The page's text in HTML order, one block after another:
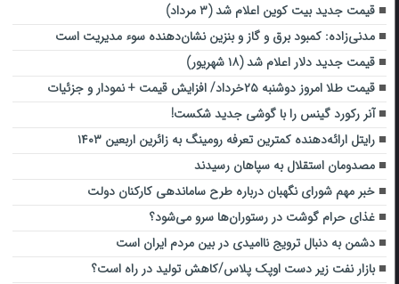
قیمت جدید بیت کوین اعلام شد (۳ مرداد)
مدنی‌زاده: کمبود برق و گاز و بنزین نشان‌دهنده سوء مدیریت است
قیمت جدید دلار اعلام شد (۱۸ شهریور)
قیمت طلا امروز دوشنبه ۲۵خرداد/ افزایش قیمت + نمودار و جزئیات
آنر رکورد گینس را با گوشی جدید شکست!
رایتل ارائه‌دهنده کمترین تعرفه‌ رومینگ به زائرین اربعین ۱۴۰۳
مصدومان استقلال به سپاهان رسیدند
خبر مهم شورای نگهبان درباره طرح ساماندهی کارکنان دولت
غذای حرام گوشت در رستوران‌ها سرو می‌شود؟
دشمن به دنبال ترویج ناامیدی در بین مردم ایران است
بازار نفت زیر دست اوپک پلاس/کاهش تولید در راه است؟